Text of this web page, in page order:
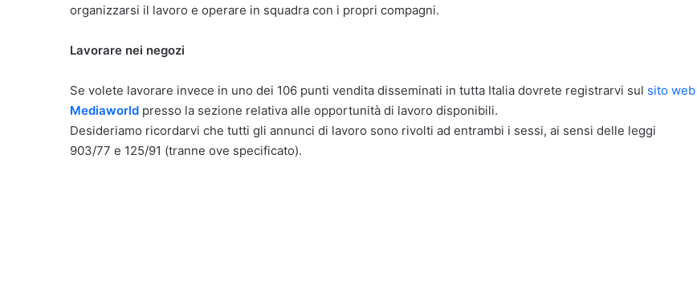
organizzarsi il lavoro e operare in squadra con i propri compagni.
Lavorare nei negozi
Se volete lavorare invece in uno dei 106 punti vendita disseminati in tutta Italia dovrete registrarvi sul sito web
Mediaworld presso la sezione relativa alle opportunità di lavoro disponibili.
Desideriamo ricordarvi che tutti gli annunci di lavoro sono rivolti ad entrambi i sessi, ai sensi delle leggi
903/77 e 125/91 (tranne ove specificato).